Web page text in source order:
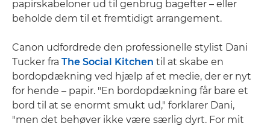
papirskabeloner ud til genbrug bagefter – eller
beholde dem til et fremtidigt arrangement.
Canon udfordrede den professionelle stylist Dani
Tucker fra The Social Kitchen til at skabe en
bordopdækning ved hjælp af et medie, der er nyt
for hende – papir. "En bordopdækning får bare et
bord til at se enormt smukt ud," forklarer Dani,
"men det behøver ikke være særlig dyrt. For mit